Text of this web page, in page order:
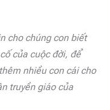
cho chúng con biết
của cuộc đời, để
nhiều con cái cho
truyền giáo của